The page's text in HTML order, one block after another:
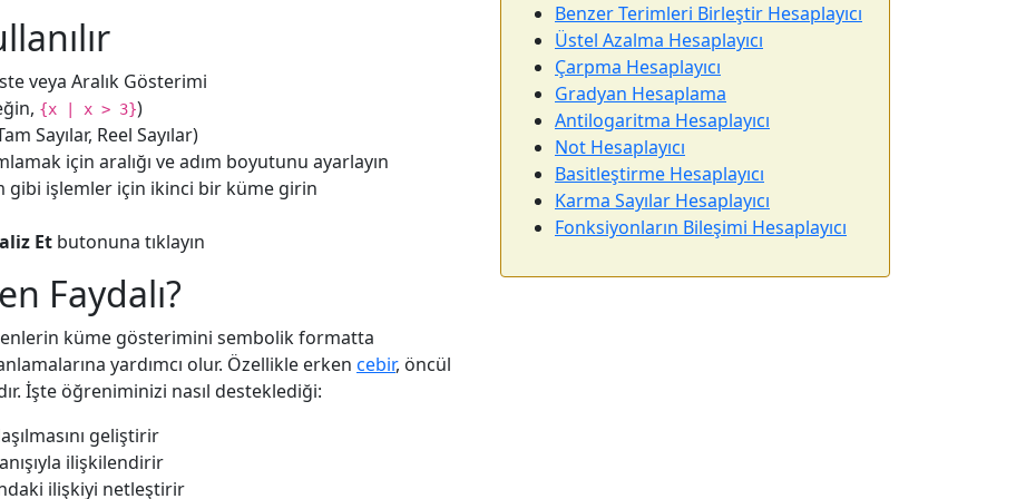
veya Aralık Gösterimi
{x | x > 3})
Sayılar, Reel Sayılar)
için aralığı ve adım boyutunu ayarlayın
gibi işlemler için ikinci bir küme girin
Et butonuna tıklayın
Faydalı?
küme gösterimini sembolik formatta
yardımcı olur. Özellikle erken cebir, öncül
İşte öğreniminizi nasıl desteklediği:
geliştirir
ilişkilendirir
ilişkiyi netleştirir
Benzer Terimleri Birleştir Hesaplayıcı
Üstel Azalma Hesaplayıcı
Çarpma Hesaplayıcı
Gradyan Hesaplama
Antilogaritma Hesaplayıcı
Not Hesaplayıcı
Basitleştirme Hesaplayıcı
Karma Sayılar Hesaplayıcı
Fonksiyonların Bileşimi Hesaplayıcı